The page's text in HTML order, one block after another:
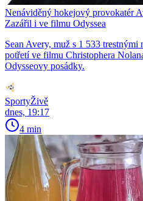
Nenáviděný hokejový provokatér
Zazářil i ve filmu Odyssea
Sean Avery, muž s 1 533
potřetí ve filmu Christophera
Odysseovy posádky.
SportyŽivě
dnes, 19:17
4 min